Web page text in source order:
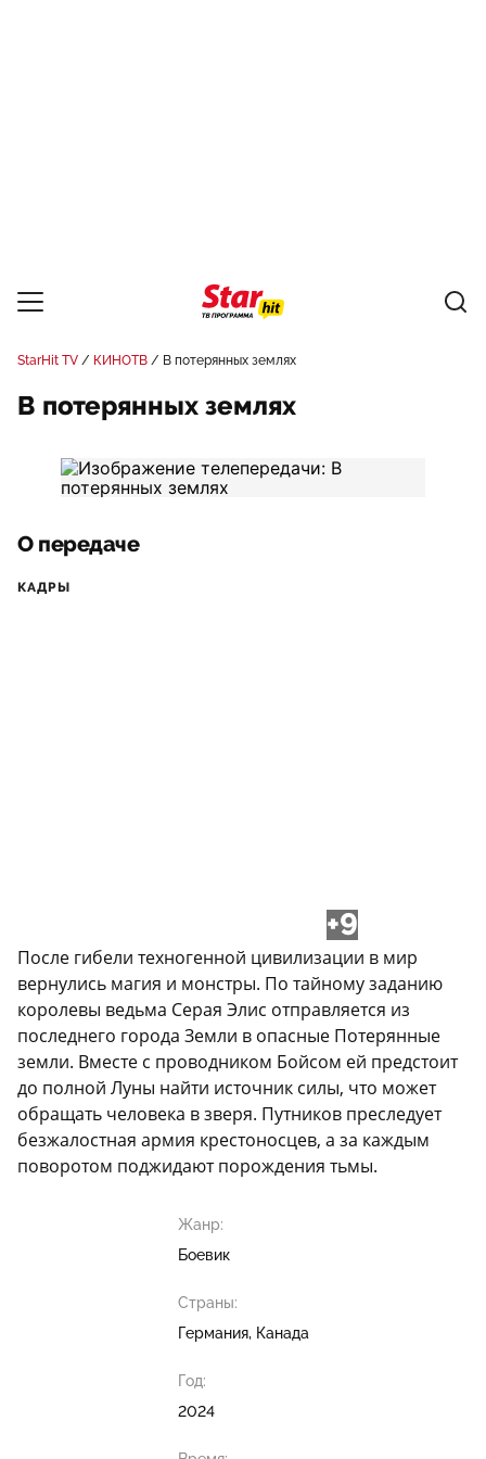
StarHit TV КИНОТВ В потерянных землях
В потерянных землях
О передаче
КАДРЫ
+9
После гибели техногенной цивилизации в мир
вернулись магия и монстры. По тайному заданию
королевы ведьма Серая Элис отправляется из
последнего города Земли в опасные Потерянные
земли. Вместе с проводником Бойсом ей предстоит
до полной Луны найти источник силы, что может
обращать человека в зверя. Путников преследует
безжалостная армия крестоносцев, а за каждым
поворотом поджидают порождения тьмы.
Жанр:
Боевик
Страны:
Германия, Канада
Год:
2024